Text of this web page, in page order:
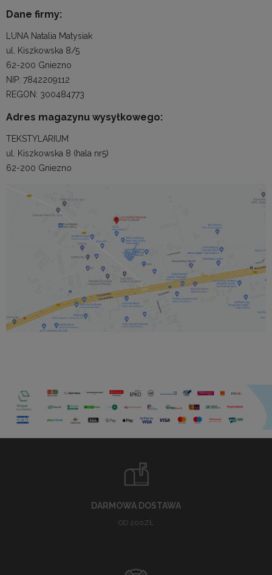
Dane firmy:
LUNA Natalia Matysiak
ul. Kiszkowska 8/5
62-200 Gniezno
NIP: 7842209112
REGON: 300484773
Adres magazynu wysyłkowego:
TEKSTYLARIUM
ul. Kiszkowska 8 (hala nr5)
62-200 Gniezno
DARMOWA DOSTAWA
OD 200ZŁ